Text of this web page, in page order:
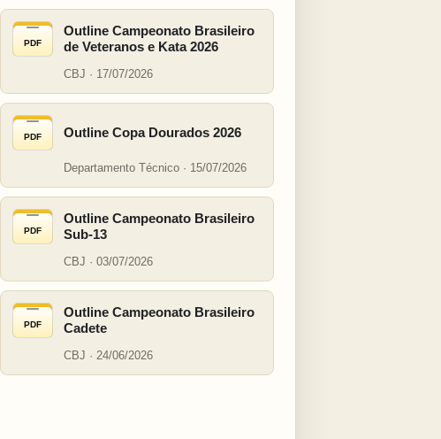
PDF
Outline Campeonato Brasileiro
de Veteranos e Kata 2026
CBJ · 17/07/2026
PDF Outline Copa Dourados 2026
Departamento Técnico · 15/07/2026
PDF
Outline Campeonato Brasileiro
Sub-13
CBJ · 03/07/2026
PDF
Outline Campeonato Brasileiro
Cadete
CBJ · 24/06/2026